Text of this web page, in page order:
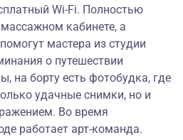
Wi-Fi. Полностью
кабинете, а
мастера из студии
о путешествии
на борту есть фотобудка, где
удачные снимки, но и
Во время
работает арт-команда.